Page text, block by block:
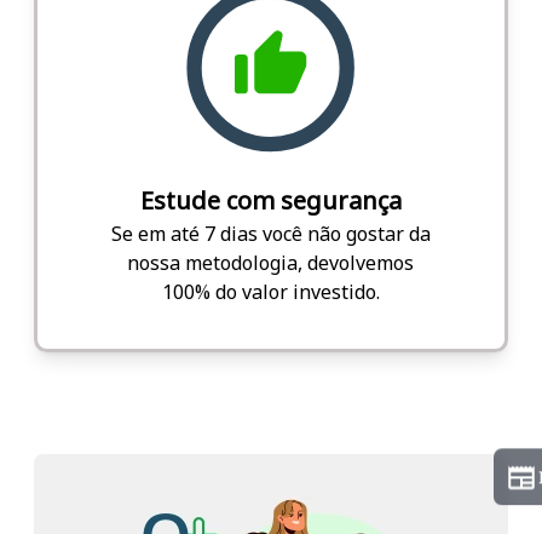
Estude com segurança
Se em até 7 dias você não gostar da
nossa metodologia, devolvemos
100% do valor investido.